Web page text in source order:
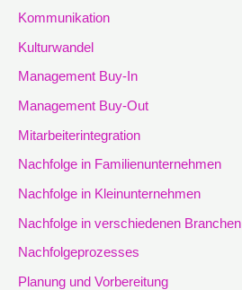
Kommunikation
Kulturwandel
Management Buy-In
Management Buy-Out
Mitarbeiterintegration
Nachfolge in Familienunternehmen
Nachfolge in Kleinunternehmen
Nachfolge in verschiedenen Branchen
Nachfolgeprozesses
Planung und Vorbereitung